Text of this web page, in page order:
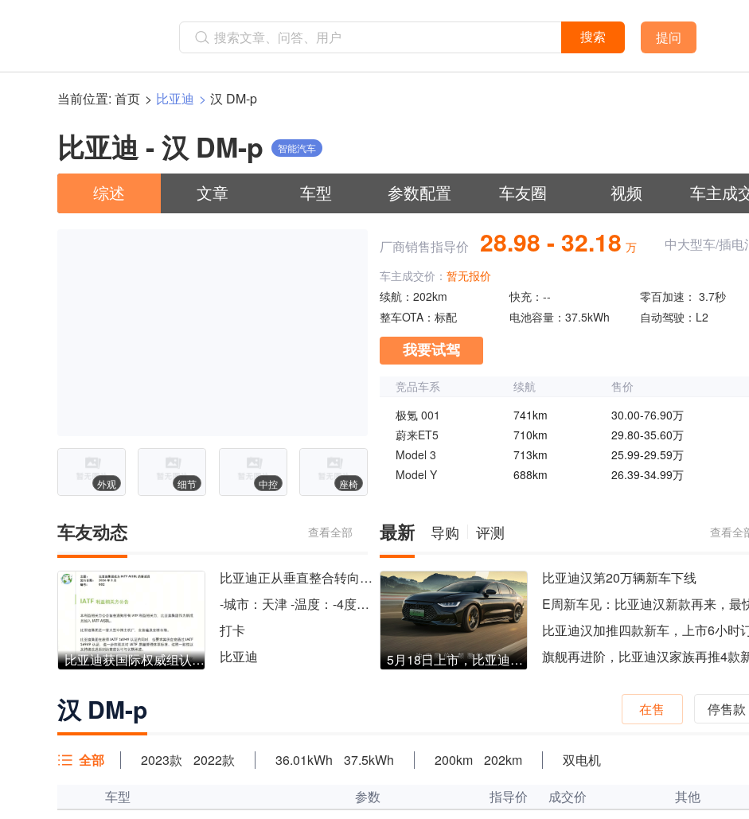
搜索 提问
当前位置: 首页 比亚迪 汉 DM-p
比亚迪 - 汉 DM-p 智能汽车
综述 文章 车型 参数配置 车友圈 视频 车主成
外观 细节 中控 座椅
厂商销售指导价 28.98 - 32.18 万 中大型车/插电
车主成交价： 暂无报价
续航： 202km 快充：-- 零百加速： 3.7秒
整车OTA： 标配 电池容量：37.5kWh 自动驾驶： L2
我要试驾
竞品车系 续航
售价
极氪 001
741km
30.00-76.90万
蔚来ET5
710km
29.80-35.60万
Model 3
713km
25.99-29.59万
Model Y
688km 26.39-34.99万
车友动态 查看全部
比亚迪获国际权威组认受加入国际汽工作组新能源首家！
比亚迪正从垂直整合转向开放共享，2025年1-11月销量超418万辆，全年目标约460万辆；动力电池外供占比突破20%，弗迪电池、弗迪动力在电驱/电控装机量榜单领先，刀片电池、CTB、DM-i实现行业级复用，服务丰田、奔驰、现代、小米等。海外累计销售超91万辆，巴西、比利时、墨西哥居前。储能业务覆盖六大洲110余国，CTS超级集成推动度电成本下降。以标准化与全球化，加速技术普惠与产业升级。
-城市：天津 -温度：-4度到-2度 -车型型号：比亚迪宋PRO卓越 -能耗表现：18.2kWh -其他备注：市区代步，时速60左右，动能回收最大 -
打卡
比亚迪
最新 导购 评测 查看全
5月18日上市，比亚迪汉DM-i冠军版、汉DM-p战神版即将推出
比亚迪汉第20万辆新车下线
汉 DM-p 在售 停售款
全部 2023款 2022款 36.01kWh 37.5kWh 200km 202km
双电机
车型
参数 指导价 成交价 其他